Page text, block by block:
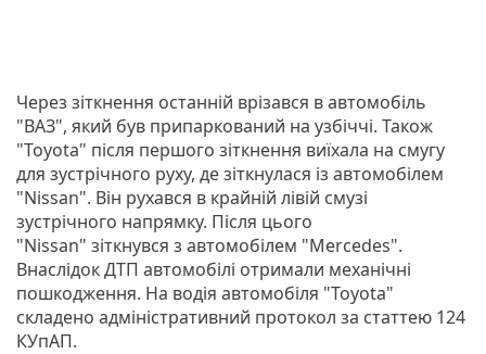
Через зіткнення останній врізався в автомобіль
"ВАЗ", який був припаркований на узбіччі. Також
"Toyota" після першого зіткнення виїхала на смугу
для зустрічного руху, де зіткнулася із автомобілем
"Nissan". Він рухався в крайній лівій смузі
зустрічного напрямку. Після цього
"Nissan" зіткнувся з автомобілем "Mercedes".
Внаслідок ДТП автомобілі отримали механічні
пошкодження. На водія автомобіля "Toyota"
складено адміністративний протокол за статтею 124
КУпАП.